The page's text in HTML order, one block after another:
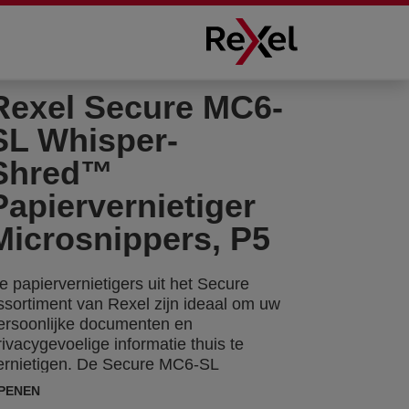
Secure MC6-
Whisper-
P5
papiervernietigers uit het Secure
van Rexel zijn ideaal om uw
documenten en
informatie thuis te
De Secure MC6-SL
met handmatige invoer